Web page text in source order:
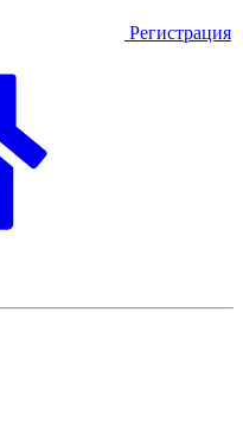
Регистрация